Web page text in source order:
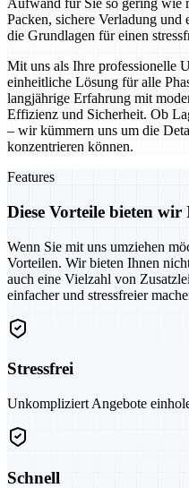
Aufwand für Sie so gering wie
Packen, sichere Verladung und
die Grundlagen für einen
Mit uns als Ihre professionelle
einheitliche Lösung für alle
langjährige Erfahrung mit
Effizienz und Sicherheit. Ob
– wir kümmern uns um die
konzentrieren können.
Features
Diese Vorteile bieten wir
Wenn Sie mit uns umziehen
Vorteilen. Wir bieten Ihnen
auch eine Vielzahl von
einfacher und stressfreier
Stressfrei
Unkompliziert Angebote
Schnell